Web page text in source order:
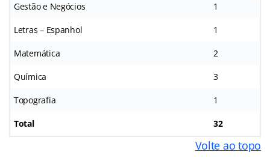
Gestão e Negócios 1
Letras – Espanhol 1
Matemática 2
Química 3
Topografia 1
Total 32
Volte ao topo